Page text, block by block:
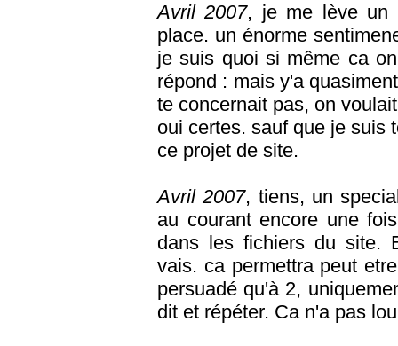
Avril 2007, je me lève un
place. un énorme
je suis quoi si même ca
répond : mais y'a
te concernait pas, on
oui certes. sauf que je suis
ce projet de site.
Avril 2007, tiens, un
au courant encore une
dans les fichiers du site.
vais. ca permettra peut
persuadé qu'à 2,
dit et répéter. Ca n'a pas